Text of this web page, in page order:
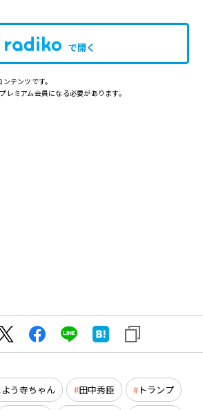
で開く
テンツです。
ミアム会員になる必要があります。
う寺ちゃん 田中秀臣 トランプ